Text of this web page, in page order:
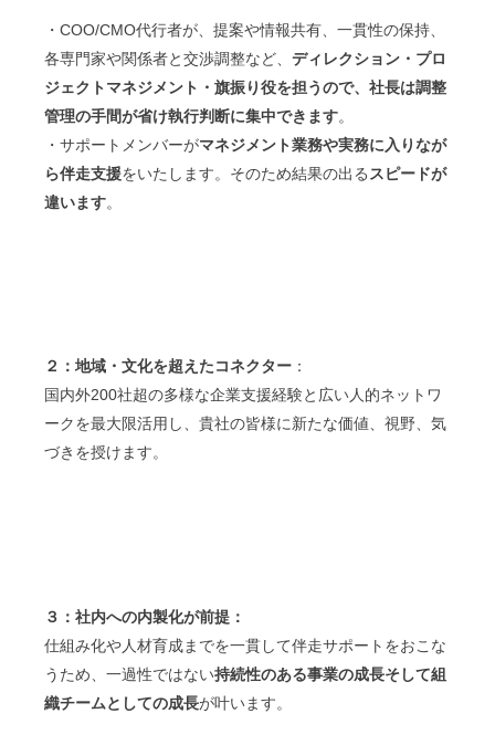
・COO/CMO代行者が、提案や情報共有、一貫性の保持、
各専門家や関係者と交渉調整など、 ディレクション・ プロ
ジェクトマネジメント・旗振り役を担うので、社長は調整
管理の手間が省け執行判断に集中できます。
・サポートメンバーがマネジメント業務や実務に入りなが
ら伴走支援をいたします。そのため結果の出る スピードが
違います。
２：地域・文化を超えたコネクター ：
国内外200社超の多様な企業支援経験と広い人的ネットワ
ークを最大限活用し、貴社の皆様に新たな価値、視野、気
づきを授けます。
３：社内への内製化が前提：
仕組み化や人材育成までを一貫して伴走サポートをおこな
うため、一過性ではない持続性のある事業の成長そして組
織チームとしての成長が叶います。